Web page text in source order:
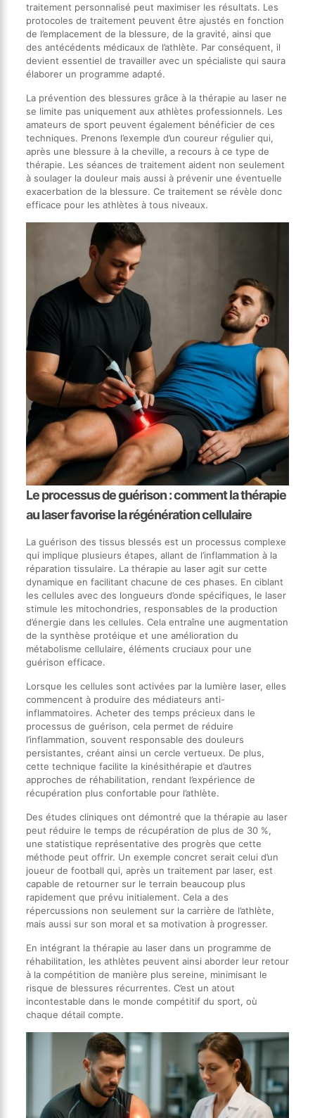
traitement personnalisé peut maximiser les résultats. Les
protocoles de traitement peuvent être ajustés en fonction
de l’emplacement de la blessure, de la gravité, ainsi que
des antécédents médicaux de l’athlète. Par conséquent, il
devient essentiel de travailler avec un spécialiste qui saura
élaborer un programme adapté.
La prévention des blessures grâce à la thérapie au laser ne
se limite pas uniquement aux athlètes professionnels. Les
amateurs de sport peuvent également bénéficier de ces
techniques. Prenons l’exemple d’un coureur régulier qui,
après une blessure à la cheville, a recours à ce type de
thérapie. Les séances de traitement aident non seulement
à soulager la douleur mais aussi à prévenir une éventuelle
exacerbation de la blessure. Ce traitement se révèle donc
efficace pour les athlètes à tous niveaux.
Le processus de guérison : comment la thérapie
au laser favorise la régénération cellulaire
La guérison des tissus blessés est un processus complexe
qui implique plusieurs étapes, allant de l’inflammation à la
réparation tissulaire. La thérapie au laser agit sur cette
dynamique en facilitant chacune de ces phases. En ciblant
les cellules avec des longueurs d’onde spécifiques, le laser
stimule les mitochondries, responsables de la production
d’énergie dans les cellules. Cela entraîne une augmentation
de la synthèse protéique et une amélioration du
métabolisme cellulaire, éléments cruciaux pour une
guérison efficace.
Lorsque les cellules sont activées par la lumière laser, elles
commencent à produire des médiateurs anti-
inflammatoires. Acheter des temps précieux dans le
processus de guérison, cela permet de réduire
l’inflammation, souvent responsable des douleurs
persistantes, créant ainsi un cercle vertueux. De plus,
cette technique facilite la kinésithérapie et d’autres
approches de réhabilitation, rendant l’expérience de
récupération plus confortable pour l’athlète.
Des études cliniques ont démontré que la thérapie au laser
peut réduire le temps de récupération de plus de 30 %,
une statistique représentative des progrès que cette
méthode peut offrir. Un exemple concret serait celui d’un
joueur de football qui, après un traitement par laser, est
capable de retourner sur le terrain beaucoup plus
rapidement que prévu initialement. Cela a des
répercussions non seulement sur la carrière de l’athlète,
mais aussi sur son moral et sa motivation à progresser.
En intégrant la thérapie au laser dans un programme de
réhabilitation, les athlètes peuvent ainsi aborder leur retour
à la compétition de manière plus sereine, minimisant le
risque de blessures récurrentes. C’est un atout
incontestable dans le monde compétitif du sport, où
chaque détail compte.